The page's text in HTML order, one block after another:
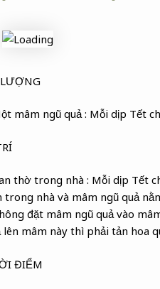
mâm ngũ quả : Mỗi dịp Tết
thờ trong nhà : Mỗi dịp Tết
trong nhà và mâm ngũ quả
đặt mâm ngũ quả vào
lên mâm này thì phải tản hoa
ĐIỂM